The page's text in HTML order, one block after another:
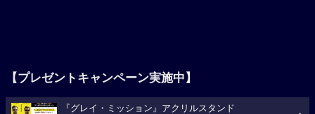
【プレゼントキャンペーン実施中】
『グレイ・ミッション』アクリルスタンド